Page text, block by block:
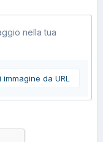
nella tua
da URL